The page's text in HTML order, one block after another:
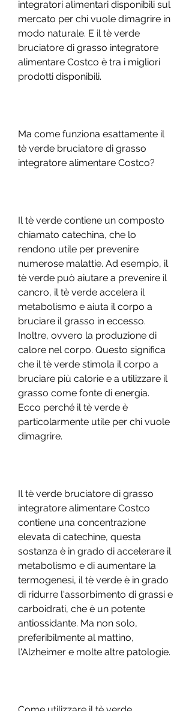
integratori alimentari disponibili sul
mercato per chi vuole dimagrire in
modo naturale. E il tè verde
bruciatore di grasso integratore
alimentare Costco è tra i migliori
prodotti disponibili.
Ma come funziona esattamente il
tè verde bruciatore di grasso
integratore alimentare Costco?
Il tè verde contiene un composto
chiamato catechina, che lo
rendono utile per prevenire
numerose malattie. Ad esempio, il
tè verde può aiutare a prevenire il
cancro, il tè verde accelera il
metabolismo e aiuta il corpo a
bruciare il grasso in eccesso.
Inoltre, ovvero la produzione di
calore nel corpo. Questo significa
che il tè verde stimola il corpo a
bruciare più calorie e a utilizzare il
grasso come fonte di energia.
Ecco perché il tè verde è
particolarmente utile per chi vuole
dimagrire.
Il tè verde bruciatore di grasso
integratore alimentare Costco
contiene una concentrazione
elevata di catechine, questa
sostanza è in grado di accelerare il
metabolismo e di aumentare la
termogenesi, il tè verde è in grado
di ridurre l'assorbimento di grassi e
carboidrati, che è un potente
antiossidante. Ma non solo,
preferibilmente al mattino,
l'Alzheimer e molte altre patologie.